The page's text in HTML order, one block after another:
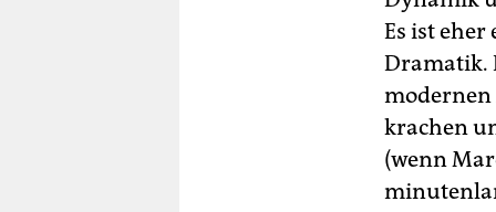
Es ist
Dramatik.
modernen
krachen
(wenn